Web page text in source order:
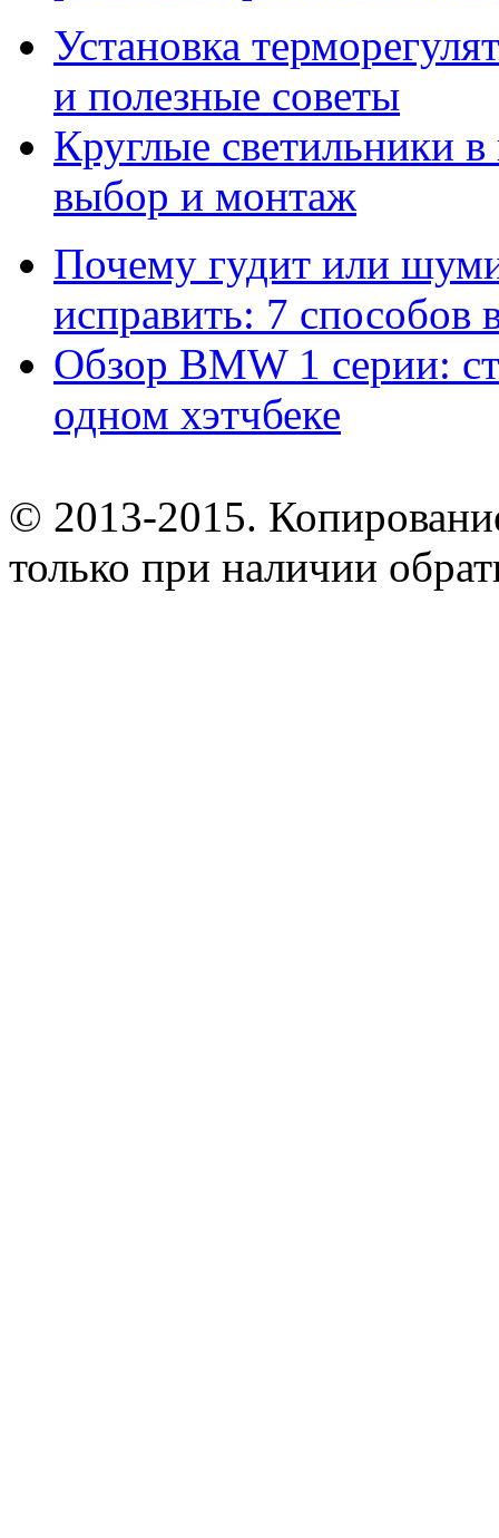
Установка
и полезные советы
Круглые светильники
выбор и монтаж
Почему гудит или
исправить: 7 способов
Обзор BMW 1 серии:
одном хэтчбеке
© 2013-2015.
только при наличии